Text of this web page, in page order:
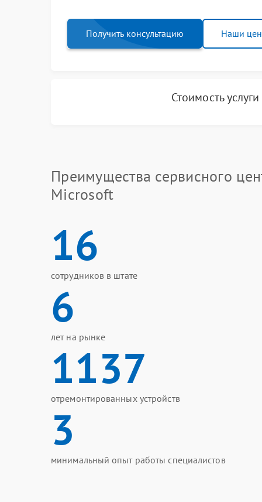
Получить консультацию Наши
Стоимость услуги
Преимущества сервисного
Microsoft
16
сотрудников в штате
6
лет на рынке
1137
отремонтированных устройств
3
минимальный опыт работы специалистов